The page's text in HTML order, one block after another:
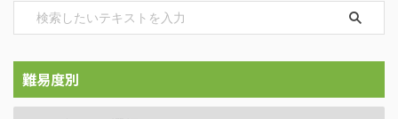
難易度別